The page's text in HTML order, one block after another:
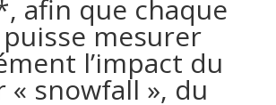
afin que chaque
mesurer
l’impact du
« snowfall », du